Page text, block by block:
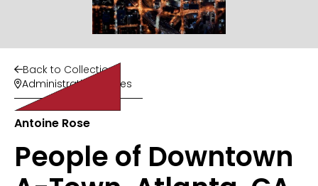
Back to Collection
Administrative Offices
Antoine Rose
People of Downtown